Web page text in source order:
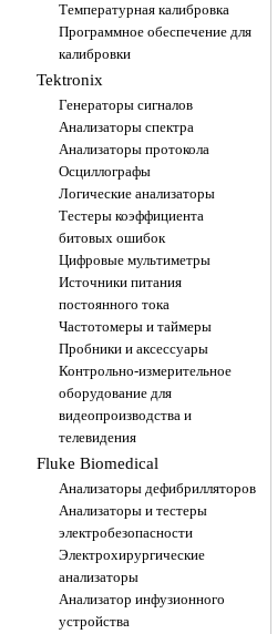
Температурная калибровка
Программное обеспечение для
калибровки
Tektronix
Генераторы сигналов
Анализаторы спектра
Анализаторы протокола
Осциллографы
Логические анализаторы
Тестеры коэффициента
битовых ошибок
Цифровые мультиметры
Источники питания
постоянного тока
Частотомеры и таймеры
Пробники и аксессуары
Контрольно-измерительное
оборудование для
видеопроизводства и
телевидения
Fluke Biomedical
Анализаторы дефибрилляторов
Анализаторы и тестеры
электробезопасности
Электрохирургические
анализаторы
Анализатор инфузионного
устройства